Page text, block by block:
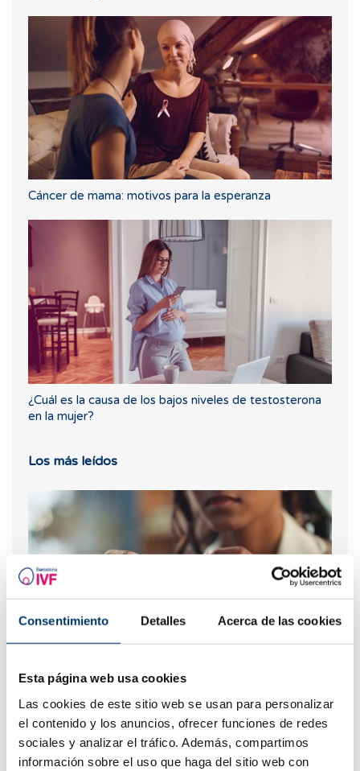
Consentimiento Detalles Acerca de las cookies
Esta página web usa cookies
Las cookies de este sitio web se usan para personalizar
el contenido y los anuncios, ofrecer funciones de redes
sociales y analizar el tráfico. Además, compartimos
información sobre el uso que haga del sitio web con
Cáncer de mama: motivos para la esperanza
¿Cuál es la causa de los bajos niveles de testosterona
en la mujer?
Los más leídos
¿Qué hacer si hay retraso menstrual con un test de
embarazo negativo?